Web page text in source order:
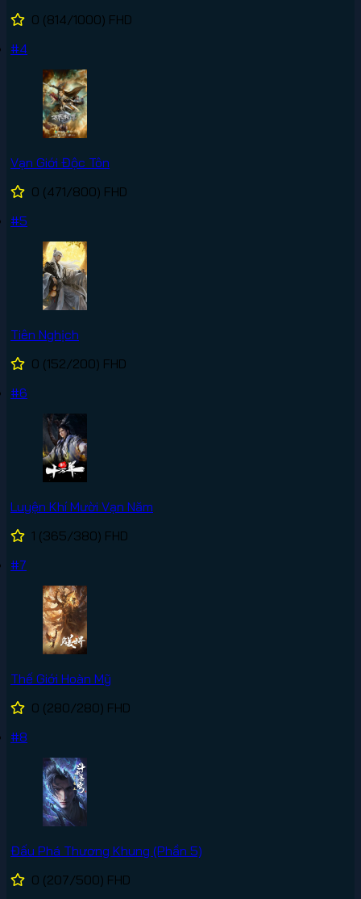
0 (814/1000) FHD
#4
Vạn Giới Độc Tôn
0 (471/800) FHD
#5
Tiên Nghịch
0 (152/200) FHD
#6
Luyện Khí Mười Vạn Năm
1 (365/380) FHD
#7
Thế Giới Hoàn Mỹ
0 (280/280) FHD
#8
Đấu Phá Thương Khung (Phần 5)
0 (207/500) FHD